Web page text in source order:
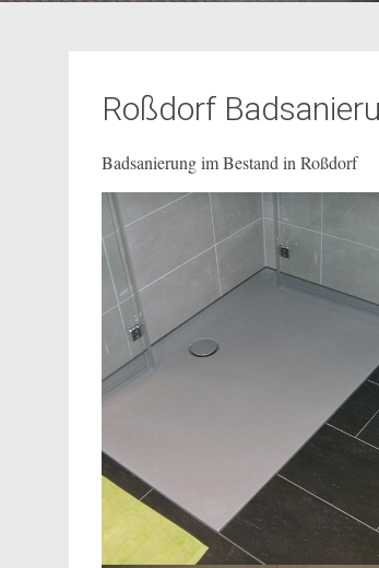
Roßdorf
Badsanierung im Bestand in Roßdorf